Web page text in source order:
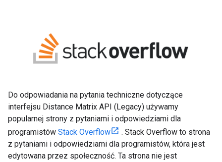
Do odpowiadania na pytania techniczne dotyczące
interfejsu Distance Matrix API (Legacy) używamy
popularnej strony z pytaniami i odpowiedziami dla
programistów Stack Overflow
. Stack Overflow to strona
z pytaniami i odpowiedziami dla programistów, która jest
edytowana przez społeczność. Ta strona nie jest